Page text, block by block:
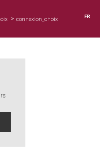
> connexion_choix FR